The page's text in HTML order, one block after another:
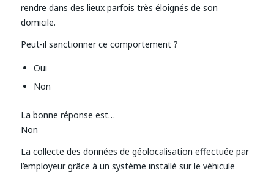
rendre dans des lieux parfois très éloignés de son
domicile.
Peut-il sanctionner ce comportement ?
Oui
Non
La bonne réponse est…
Non
La collecte des données de géolocalisation effectuée par
l’employeur grâce à un système installé sur le véhicule